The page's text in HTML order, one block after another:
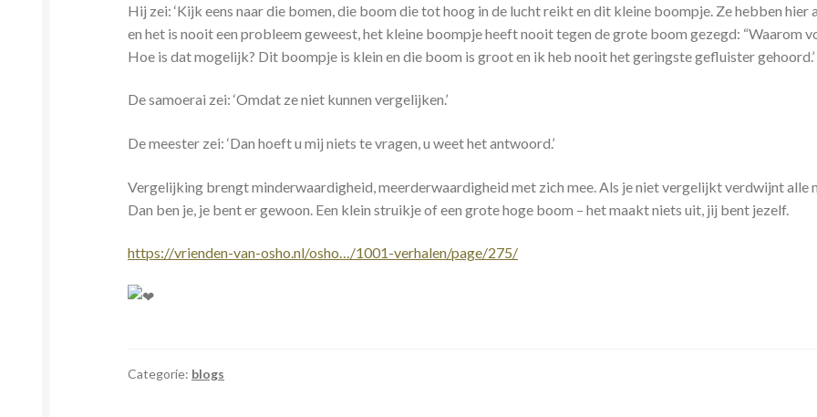
Hij zei: ‘Kijk eens naar die bomen, die boom die tot hoog in de lucht reikt en dit kleine boompje. Ze hebben
en het is nooit een probleem geweest, het kleine boompje heeft nooit tegen de grote boom gezegd: “Waarom
Hoe is dat mogelijk? Dit boompje is klein en die boom is groot en ik heb nooit het geringste gefluister gehoord.’
De samoerai zei: ‘Omdat ze niet kunnen vergelijken.’
De meester zei: ‘Dan hoeft u mij niets te vragen, u weet het antwoord.’
Vergelijking brengt minderwaardigheid, meerderwaardigheid met zich mee. Als je niet vergelijkt verdwijnt alle
Dan ben je, je bent er gewoon. Een klein struikje of een grote hoge boom – het maakt niets uit, jij bent jezelf.
https://vrienden-van-osho.nl/osho…/1001-verhalen/page/275/
Categorie: blogs